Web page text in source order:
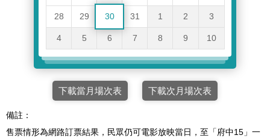
28 29 30 31 1 2 3
4 5 6 7 8 9 10
下載當月場次表 下載次月場次表
備註：
售票情形為網路訂票結果，民眾仍可電影放映當日，至「府中15」一